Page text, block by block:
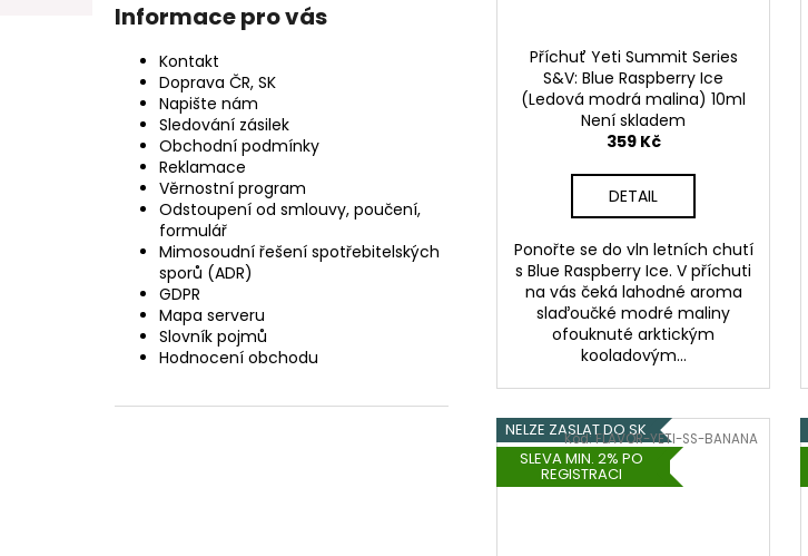
Informace pro vás
Kontakt
Doprava ČR, SK
Napište nám
Sledování zásilek
Obchodní podmínky
Reklamace
Věrnostní program
Odstoupení od smlouvy, poučení,
formulář
Mimosoudní řešení spotřebitelských
sporů (ADR)
GDPR
Mapa serveru
Slovník pojmů
Hodnocení obchodu
Příchuť Yeti Summit Series
S&V: Blue Raspberry Ice
(Ledová modrá malina) 10ml
Není skladem
359 Kč
DETAIL
Ponořte se do vln letních chutí
s Blue Raspberry Ice. V příchuti
na vás čeká lahodné aroma
slaďoučké modré maliny
ofouknuté arktickým
kooladovým...
NELZE ZASLAT DO SK
SLEVA MIN. 2% PO
REGISTRACI
Kód:FLAVOR-YETI-SS-BANANA